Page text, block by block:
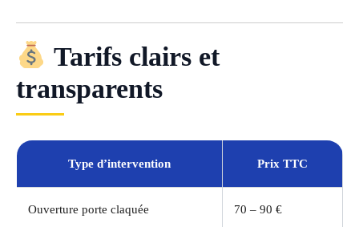
Tarifs clairs et
transparents
Type d’intervention Prix TTC
Ouverture porte claquée 70 – 90 €